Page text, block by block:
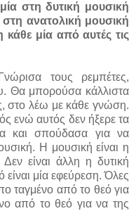
στη δυτική μουσική
ανατολική μουσική
μία από αυτές τις
τους ρεμπέτες,
Θα μπορούσα κάλλιστα
στο λέω με κάθε γνώση.
ενώ αυτός δεν ήξερε τα
και σπούδασα για να
Η μουσική είναι η
είναι άλλη η δυτική
είναι μία εφεύρεση. Όλες
ταγμένο από το θεό για
από το θεό για να της